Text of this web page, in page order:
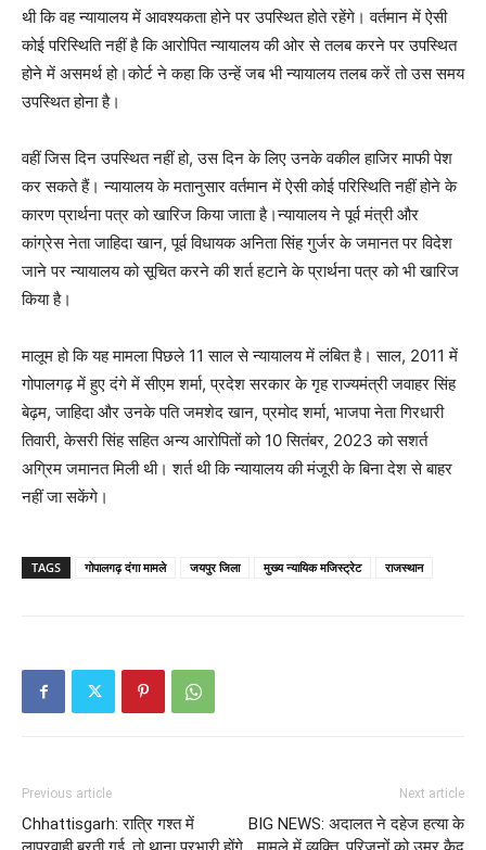
थी कि वह न्यायालय में आवश्यकता होने पर उपस्थित होते रहेंगे। वर्तमान में ऐसी
कोई परिस्थिति नहीं है कि आरोपित न्यायालय की ओर से तलब करने पर उपस्थित
होने में असमर्थ हो।कोर्ट ने कहा कि उन्हें जब भी न्यायालय तलब करें तो उस समय
उपस्थित होना है।
वहीं जिस दिन उपस्थित नहीं हो, उस दिन के लिए उनके वकील हाजिर माफी पेश
कर सकते हैं। न्यायालय के मतानुसार वर्तमान में ऐसी कोई परिस्थिति नहीं होने के
कारण प्रार्थना पत्र को खारिज किया जाता है।न्यायालय ने पूर्व मंत्री और
कांग्रेस नेता जाहिदा खान, पूर्व विधायक अनिता सिंह गुर्जर के जमानत पर विदेश
जाने पर न्यायालय को सूचित करने की शर्त हटाने के प्रार्थना पत्र को भी खारिज
किया है।
मालूम हो कि यह मामला पिछले 11 साल से न्यायालय में लंबित है। साल, 2011 में
गोपालगढ़ में हुए दंगे में सीएम शर्मा, प्रदेश सरकार के गृह राज्यमंत्री जवाहर सिंह
बेढ़म, जाहिदा और उनके पति जमशेद खान, प्रमोद शर्मा, भाजपा नेता गिरधारी
तिवारी, केसरी सिंह सहित अन्य आरोपितों को 10 सितंबर, 2023 को सशर्त
अग्रिम जमानत मिली थी। शर्त थी कि न्यायालय की मंजूरी के बिना देश से बाहर
नहीं जा सकेंगे।
TAGS गोपालगढ़ दंगा मामले जयपुर जिला मुख्य न्यायिक मजिस्ट्रेट राजस्थान
Previous article
Chhattisgarh: रात्रि गश्त में
Next article
BIG NEWS: अदालत ने दहेज हत्या के